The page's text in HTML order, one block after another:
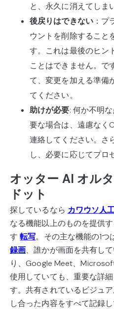
と、永久に消えてしま
後戻りはできない：プ
ウントを削除すること
す。これは最後のヒン
ことはできません。で
て、変更を加える準備
てください。
助けが必要: 何か不明
要な場合は、遠慮なく
連絡してください。さ
し、必要に応じてプロ
オッター AI オル
ドット
探しているなら カワウソ人
なる機能以上のものを提供
す転写。その主な機能の1
録画、誰かが画面を共有し
り、Google Meet、
使用していても、重要な詳
す。共有されているビジュ
し合った内容をすべて記録